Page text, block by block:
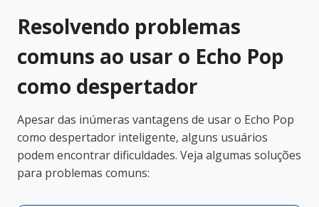
Resolvendo problemas
comuns ao usar o Echo Pop
como despertador
Apesar das inúmeras vantagens de usar o Echo Pop
como despertador inteligente, alguns usuários
podem encontrar dificuldades. Veja algumas soluções
para problemas comuns: